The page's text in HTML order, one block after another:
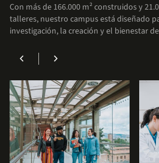
enfocarte en lo más importante:
académica.
Con más de 166.000 m² construidos y
talleres, nuestro campus está diseñado
investigación, la creación y el bienestar
chevron_left chevron_right